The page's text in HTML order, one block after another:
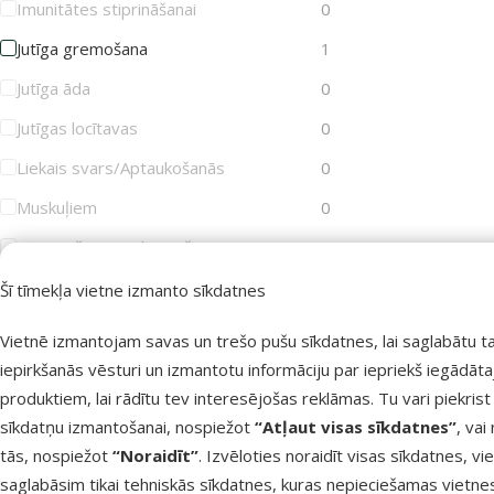
Šī tīmekļa vietne izmanto sīkdatnes
Vietnē izmantojam savas un trešo pušu sīkdatnes, lai saglabātu
iepirkšanās vēsturi un izmantotu informāciju par iepriekš
produktiem, lai rādītu tev interesējošas reklāmas. Tu vari piekrist
sīkdatņu izmantošanai, nospiežot “Atļaut visas sīkdatnes”, vai
tās, nospiežot “Noraidīt”. Izvēloties noraidīt visas sīkdatnes,
saglabāsim tikai tehniskās sīkdatnes, kuras nepieciešamas
Imunitātes stiprināšanai
0
Jutīga gremošana
1
Jutīga āda
0
Jutīgas locītavas
0
Liekais svars/Aptaukošanās
0
Muskuļiem
0
Novecošanas palēnināšana
0
Sauss un trausls apmatojums
Svara kontrolei
0
Zobakmens profilaksei
0
Zobiem un kauliem
0
Rādīt vairāk